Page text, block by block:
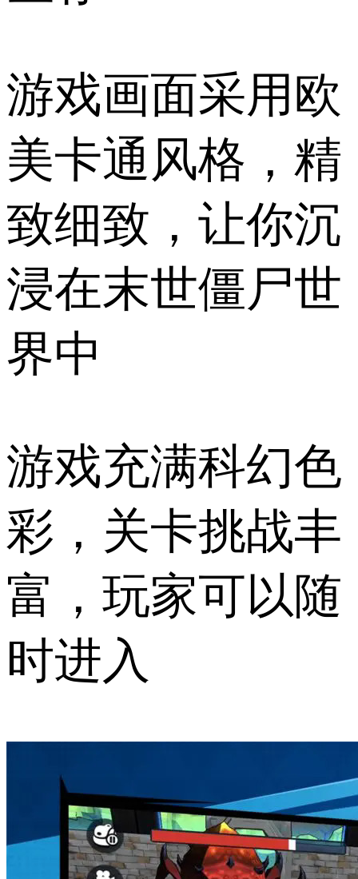
游戏画面采用欧
美卡通风格，精
致细致，让你沉
浸在末世僵尸世
界中
游戏充满科幻色
彩，关卡挑战丰
富，玩家可以随
时进入